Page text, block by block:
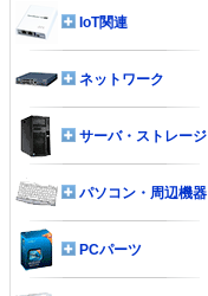
IoT関連
ネットワーク
サーバ・ストレージ
パソコン・周辺機器
PCパーツ